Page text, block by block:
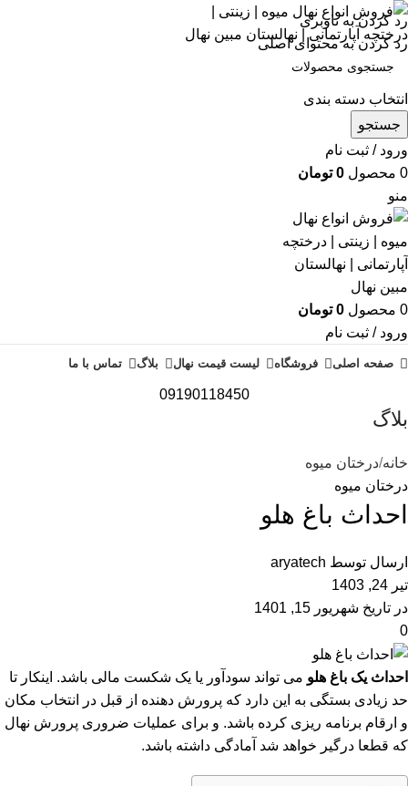
رد کردن به ناوبری
رد کردن به محتوای اصلی
انتخاب دسته بندی
جستجو
ورود / ثبت نام
0 محصول 0 تومان
منو
0 محصول 0 تومان
ورود / ثبت نام
صفحه اصلی فروشگاه لیست قیمت نهال بلاگ تماس با ما
09190118450
بلاگ
خانه درختان میوه
درختان میوه
احداث باغ هلو
ارسال توسط aryatech
تیر 24, 1403
در تاریخ شهریور 15, 1401
0
احداث یک باغ هلو می تواند سودآور یا یک شکست مالی باشد. اینکار تا
حد زیادی بستگی به این دارد که پرورش دهنده از قبل در انتخاب مکان
و ارقام برنامه ریزی کرده باشد. و برای عملیات ضروری پرورش نهال
که قطعا درگیر خواهد شد آمادگی داشته باشد.